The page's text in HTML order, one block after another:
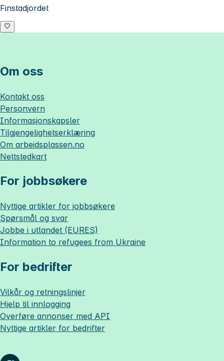
Finstadjordet
Om oss
Kontakt oss
Personvern
Informasjonskapsler
Tilgjengelighetserklæring
Om arbeidsplassen.no
Nettstedkart
For jobbsøkere
Nyttige artikler for jobbsøkere
Spørsmål og svar
Jobbe i utlandet (EURES)
Information to refugees from Ukraine
For bedrifter
Vilkår og retningslinjer
Hjelp til innlogging
Overføre annonser med API
Nyttige artikler for bedrifter